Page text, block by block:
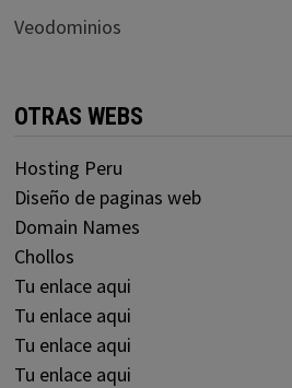
Veodominios
OTRAS WEBS
Hosting Peru
Diseño de paginas web
Domain Names
Chollos
Tu enlace aqui
Tu enlace aqui
Tu enlace aqui
Tu enlace aqui